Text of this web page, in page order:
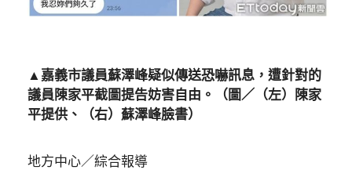
▲嘉義市議員蘇澤峰疑似傳送恐嚇訊息，遭針對的
議員陳家平截圖提告妨害自由。（圖／（左）陳家
平提供、（右）蘇澤峰臉書）
地方中心／綜合報導